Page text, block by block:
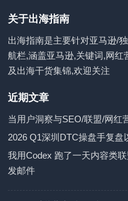
关于出海指南
出海指南是主要针对亚马逊/
航栏,涵盖亚马逊,关键词,网红
及出海干货集锦,欢迎关注
近期文章
当用户洞察与SEO/联盟/网红
2026 Q1深圳DTC操盘手复
我用Codex 跑了一天内容类
发邮件